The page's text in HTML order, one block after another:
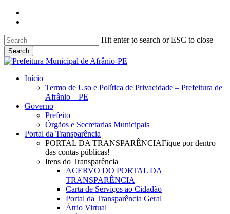
Skip
content
Hit enter to search or ESC to close
Search
Close
search
Menu
Início
Termo de Uso e Política de Privacidade – Prefeitura de
Afrânio – PE
Governo
Prefeito
Órgãos e Secretarias Municipais
Portal da Transparência
PORTAL DA TRANSPARÊNCIAFique por dentro
das contas públicas!
Itens do Transparência
ACERVO DO PORTAL DA
TRANSPARÊNCIA
Carta de Serviços ao Cidadão
Portal da Transparência Geral
Átrio Virtual